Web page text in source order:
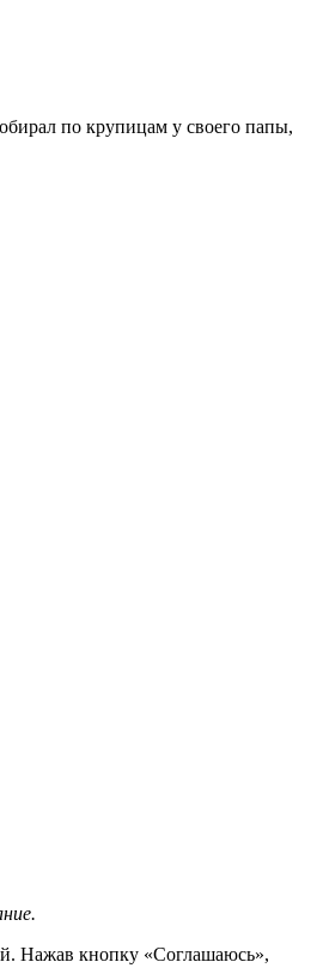
по крупицам у своего папы,
Нажав кнопку «Соглашаюсь»,